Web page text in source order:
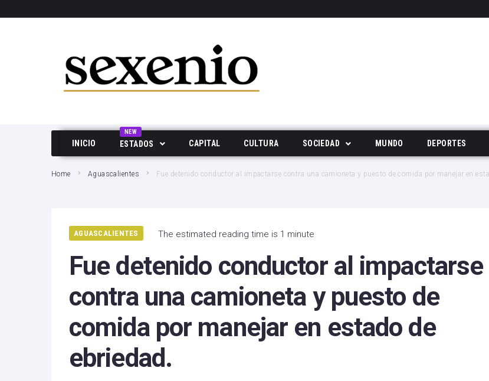
INICIO ESTADOS
NEW
Edo Mex
Hidalgo
Nuevo Leon
Oaxaca
CAPITAL CULTURA SOCIEDAD MUNDO DEPORTES
Home Aguascalientes Fue detenido conductor al impactarse contra una camioneta y puesto de comida por manejar en
AGUASCALIENTES The estimated reading time is 1 minute
Fue detenido conductor al impactarse
contra una camioneta y puesto de
comida por manejar en estado de
ebriedad.
SEARCH THIS WEBSITE